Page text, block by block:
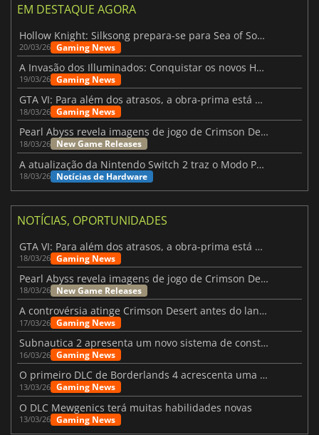
EM DESTAQUE AGORA
Hollow Knight: Silksong prepara-se para Sea of Sorrow com um patch
20/03/26 Gaming News
A Invasão dos Illuminados: Conquistar os novos Helldivers 2 Atualização!
19/03/26 Gaming News
GTA VI: Para além dos atrasos, a obra-prima está quase a chegar
18/03/26 Gaming News
Pearl Abyss revela imagens de jogo de Crimson Desert para a PS5
18/03/26 New Game Releases
A atualização da Nintendo Switch 2 traz o Modo Portátil aos jogos mais antigos da Switch
18/03/26 Notícias de Hardware
NOTÍCIAS, OPORTUNIDADES
GTA VI: Para além dos atrasos, a obra-prima está quase a chegar
18/03/26 Gaming News
Pearl Abyss revela imagens de jogo de Crimson Desert para a PS5
18/03/26 New Game Releases
A controvérsia atinge Crimson Desert antes do lançamento
17/03/26 Gaming News
Subnautica 2 apresenta um novo sistema de construção de bases
16/03/26 Gaming News
O primeiro DLC de Borderlands 4 acrescenta uma nova personagem e muito mais
13/03/26 Gaming News
O DLC Mewgenics terá muitas habilidades novas
13/03/26 Gaming News